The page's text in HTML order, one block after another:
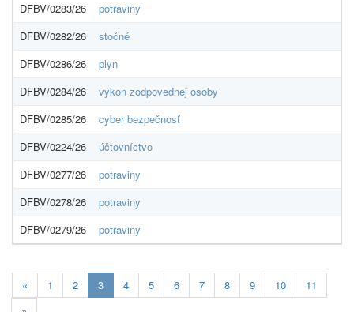
DFBV/0283/26
potraviny
DFBV/0282/26
stočné
DFBV/0286/26
plyn
DFBV/0284/26
výkon zodpovednej osoby
DFBV/0285/26
cyber bezpečnosť
DFBV/0224/26
účtovníctvo
DFBV/0277/26
potraviny
DFBV/0278/26
potraviny
DFBV/0279/26
potraviny
« 1 2 3Aktuálna
stránka
4 5 6 7 8 9 10
11